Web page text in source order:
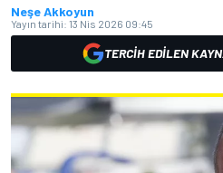
Neşe Akkoyun
Yayın tarihi: 13 Nis 2026 09:45
TERCIH EDILEN